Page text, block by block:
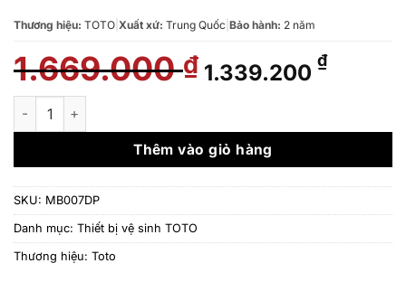
Thương hiệu: TOTO Xuất xứ: Trung Quốc Bảo hành: 2 năm
1.669.000₫ Giá
gốc
1.669.000 ₫.
1.339.200 ₫Giá
là:
Nắp đậy nút nhấn xả TOTO MB007DP số lượng
Thêm vào giỏ hàng
SKU: MB007DP
Danh mục: Thiết bị vệ sinh TOTO
Thương hiệu: Toto